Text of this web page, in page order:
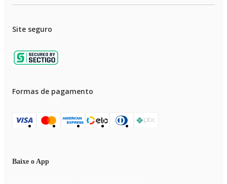
Site seguro
Formas de pagamento
Baixe o App